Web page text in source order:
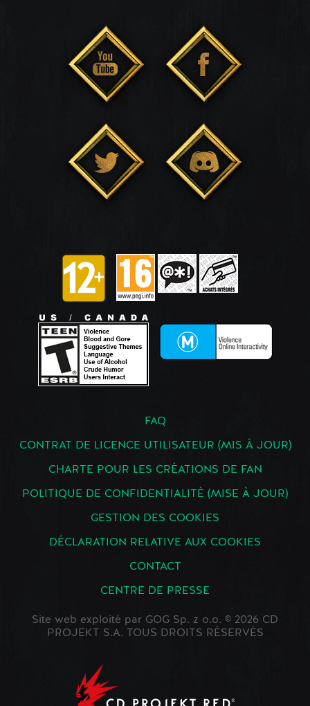
FAQ
CONTRAT DE LICENCE UTILISATEUR (MIS À JOUR)
CHARTE POUR LES CRÉATIONS DE FAN
POLITIQUE DE CONFIDENTIALITÉ (MISE À JOUR)
GESTION DES COOKIES
DÉCLARATION RELATIVE AUX COOKIES
CONTACT
CENTRE DE PRESSE
Site web exploité par GOG Sp. z o.o. © 2026 CD
PROJEKT S.A. TOUS DROITS RÉSERVÉS